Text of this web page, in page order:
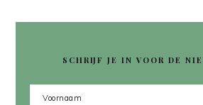
SCHRIJF JE IN VOOR DE